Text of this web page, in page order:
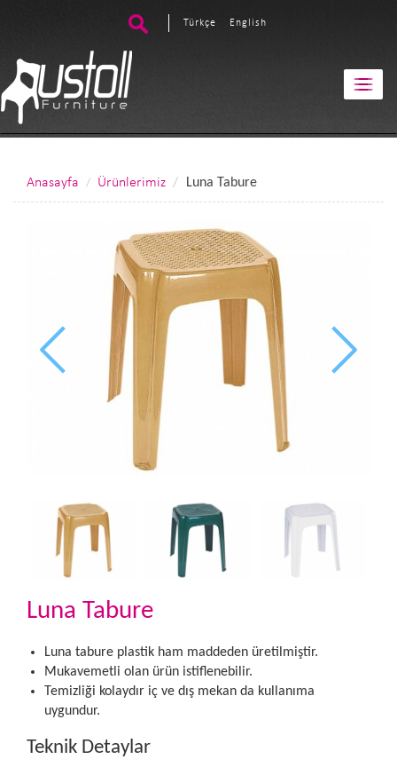
Türkçe English
Anasayfa Ürünlerimiz Luna Tabure
Luna Tabure
Luna tabure plastik ham maddeden üretilmiştir.
Mukavemetli olan ürün istiflenebilir.
Temizliği kolaydır iç ve dış mekan da kullanıma
uygundur.
Teknik Detaylar